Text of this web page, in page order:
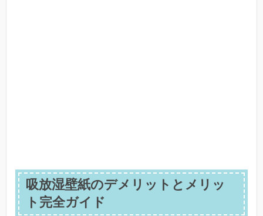
吸放湿壁紙のデメリットとメリッ
ト完全ガイド